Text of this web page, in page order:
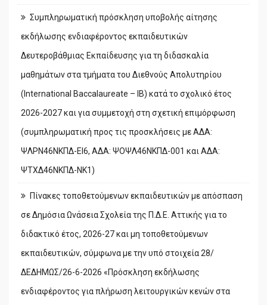
Συμπληρωματική πρόσκληση υποβολής αίτησης
εκδήλωσης ενδιαφέροντος εκπαιδευτικών
Δευτεροβάθμιας Εκπαίδευσης για τη διδασκαλία
μαθημάτων στα τμήματα του Διεθνούς Απολυτηρίου
(International Baccalaureate – IB) κατά το σχολικό έτος
2026-2027 και για συμμετοχή στη σχετική επιμόρφωση
(συμπληρωματική προς τις προσκλήσεις με ΑΔΑ:
ΨΛΡΝ46ΝΚΠΔ-ΕΙ6, ΑΔΑ: ΨΟΨΛ46ΝΚΠΔ-001 και ΑΔΑ:
ΨΤΧΔ46ΝΚΠΔ-ΝΚ1)
Πίνακες τοποθετούμενων εκπαιδευτικών με απόσπαση
σε Δημόσια Ωνάσεια Σχολεία της Π.Δ.Ε. Αττικής για το
διδακτικό έτος, 2026-27 και μη τοποθετούμενων
εκπαιδευτικών, σύμφωνα με την υπό στοιχεία 28/
ΔΕΔΗΜΩΣ/26-6-2026 «Πρόσκληση εκδήλωσης
ενδιαφέροντος για πλήρωση λειτουργικών κενών στα